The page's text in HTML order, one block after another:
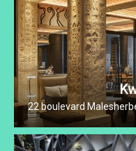
22 boulevard